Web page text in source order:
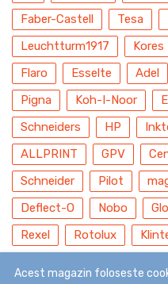
Faber-Castell
Tesa
Leuchtturm1917
Kores
Flaro
Esselte Adel
Pigna
Koh-I-Noor
Schneiders
HP
ALLPRINT
GPV
Schneider
Pilot
Deflect-O
Nobo
Rexel
Rotolux
Acest magazin foloseste